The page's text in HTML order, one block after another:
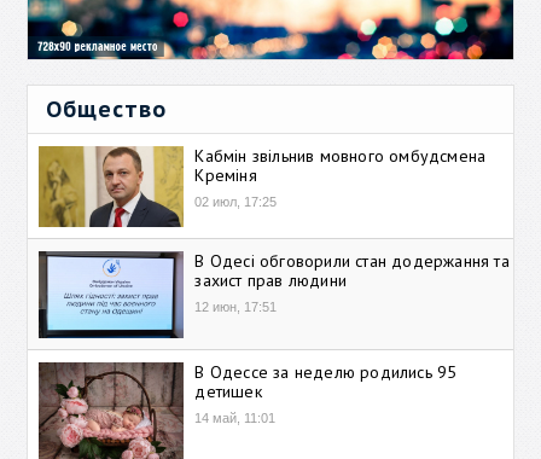
Общество
Кабмін звільнив мовного омбудсмена
Креміня
02 июл, 17:25
В Одесі обговорили стан додержання та
захист прав людини
12 июн, 17:51
В Одессе за неделю родились 95
детишек
14 май, 11:01